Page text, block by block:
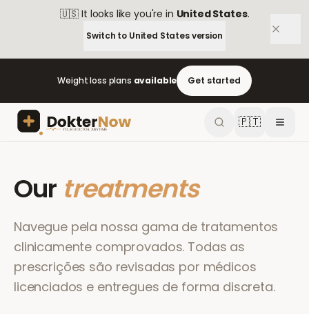
🇺🇸 It looks like you're in United States.
Switch to United Statesversion
Weight loss plans available Get started
🇵🇹
Our treatments
Navegue pela nossa gama de tratamentos
clinicamente comprovados. Todas as
prescrições são revisadas por médicos
licenciados e entregues de forma discreta.